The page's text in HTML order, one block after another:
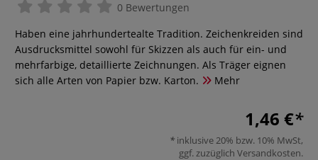
0 Bewertungen
Haben eine jahrhundertealte Tradition. Zeichenkreiden sind
Ausdrucksmittel sowohl für Skizzen als auch für ein- und
mehrfarbige, detaillierte Zeichnungen. Als Träger eignen
sich alle Arten von Papier bzw. Karton.
Mehr
1,46 €
inklusive 20% bzw. 10% MwSt,
ggf. zuzüglich Versandkosten.